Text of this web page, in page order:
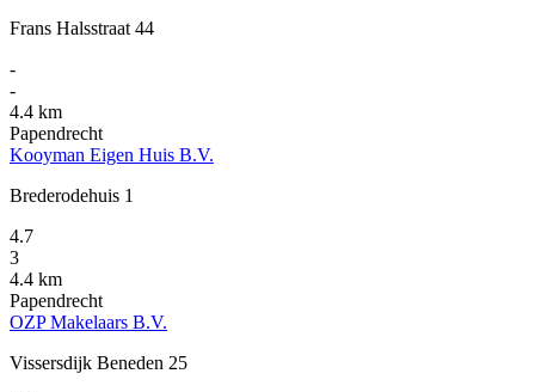
Frans Halsstraat 44
-
-
4.4 km
Papendrecht
Kooyman Eigen Huis B.V.
Brederodehuis 1
4.7
3
4.4 km
Papendrecht
OZP Makelaars B.V.
Vissersdijk Beneden 25